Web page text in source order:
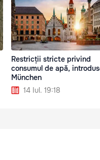
Restricții stricte privind
consumul de apă,
München
14 Iul. 19:18